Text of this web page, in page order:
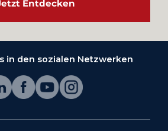
Entdecken
in den sozialen Netzwerken